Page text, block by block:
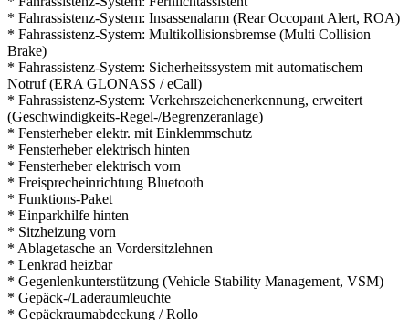
* Fahrassistenz-System: Insassenalarm (Rear Occopant Alert, ROA)
* Fahrassistenz-System: Multikollisionsbremse (Multi Collision
Brake)
* Fahrassistenz-System: Sicherheitssystem mit automatischem
Notruf (ERA GLONASS / eCall)
* Fahrassistenz-System: Verkehrszeichenerkennung, erweitert
(Geschwindigkeits-Regel-/Begrenzeranlage)
* Fensterheber elektr. mit Einklemmschutz
* Fensterheber elektrisch hinten
* Fensterheber elektrisch vorn
* Freisprecheinrichtung Bluetooth
* Funktions-Paket
* Einparkhilfe hinten
* Sitzheizung vorn
* Ablagetasche an Vordersitzlehnen
* Lenkrad heizbar
* Gegenlenkunterstützung (Vehicle Stability Management, VSM)
* Gepäck-/Laderaumleuchte
* Gepäckraumabdeckung / Rollo